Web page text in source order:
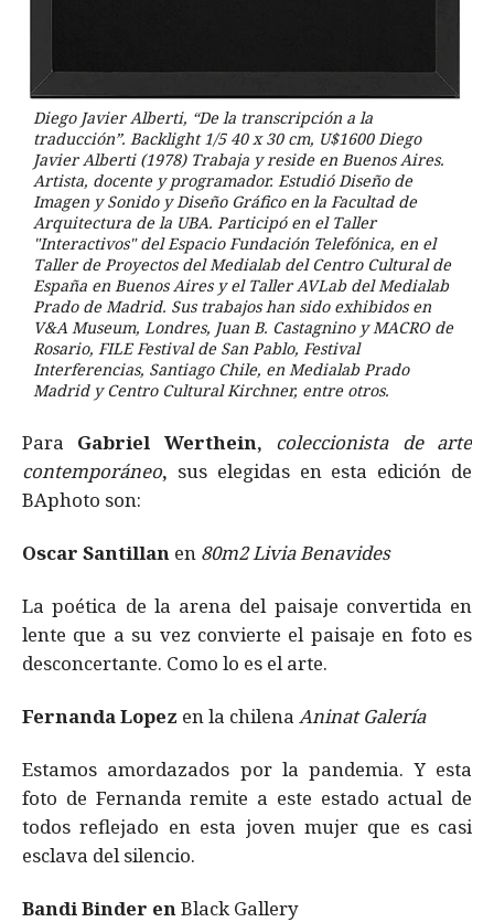
Diego Javier Alberti, “De la transcripción a la
traducción”. Backlight 1/5 40 x 30 cm, U$1600 Diego
Javier Alberti (1978) Trabaja y reside en Buenos Aires.
Artista, docente y programador. Estudió Diseño de
Imagen y Sonido y Diseño Gráfico en la Facultad de
Arquitectura de la UBA. Participó en el Taller
"Interactivos" del Espacio Fundación Telefónica, en el
Taller de Proyectos del Medialab del Centro Cultural de
España en Buenos Aires y el Taller AVLab del Medialab
Prado de Madrid. Sus trabajos han sido exhibidos en
V&A Museum, Londres, Juan B. Castagnino y MACRO de
Rosario, FILE Festival de San Pablo, Festival
Interferencias, Santiago Chile, en Medialab Prado
Madrid y Centro Cultural Kirchner, entre otros.
Para Gabriel Werthein, coleccionista de arte
contemporáneo, sus elegidas en esta edición de
BAphoto son:
Oscar Santillan en 80m2 Livia Benavides
La poética de la arena del paisaje convertida en
lente que a su vez convierte el paisaje en foto es
desconcertante. Como lo es el arte.
Fernanda Lopez en la chilena Aninat Galería
Estamos amordazados por la pandemia. Y esta
foto de Fernanda remite a este estado actual de
todos reflejado en esta joven mujer que es casi
esclava del silencio.
Bandi Binder en Black Gallery